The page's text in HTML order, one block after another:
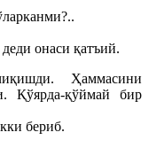
онаси қатъий.
Ҳаммасини
Қўярда-қўймай бир
бериб.